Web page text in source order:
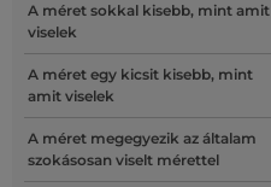
A méret sokkal kisebb, mint amit
viselek
A méret egy kicsit kisebb, mint
amit viselek
A méret megegyezik az általam
szokásosan viselt mérettel